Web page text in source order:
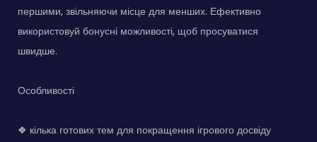
першими, звільняючи місце для менших. Ефективно
використовуй бонусні можливості, щоб просуватися
швидше.
Особливості
❖ кілька готових тем для покращення ігрового досвіду